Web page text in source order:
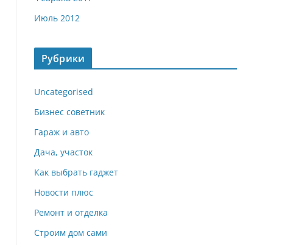
Июль 2012
Рубрики
Uncategorised
Бизнес советник
Гараж и авто
Дача, участок
Как выбрать гаджет
Новости плюс
Ремонт и отделка
Строим дом сами